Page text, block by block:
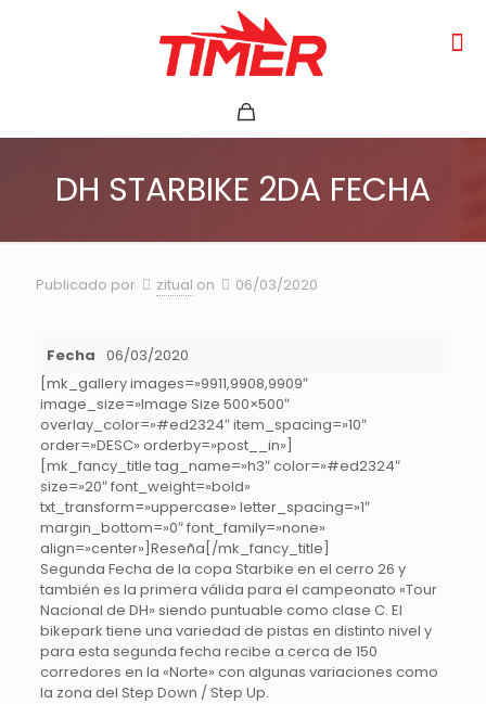
DH STARBIKE 2DA FECHA
Publicado por zitual on 06/03/2020
Fecha 06/03/2020
[mk_gallery images=»9911,9908,9909″
image_size=»Image Size 500×500″
overlay_color=»#ed2324″ item_spacing=»10″
order=»DESC» orderby=»post__in»]
[mk_fancy_title tag_name=»h3″ color=»#ed2324″
size=»20″ font_weight=»bold»
txt_transform=»uppercase» letter_spacing=»1″
margin_bottom=»0″ font_family=»none»
align=»center»]Reseña[/mk_fancy_title]
Segunda Fecha de la copa Starbike en el cerro 26 y
también es la primera válida para el campeonato «Tour
Nacional de DH» siendo puntuable como clase C. El
bikepark tiene una variedad de pistas en distinto nivel y
para esta segunda fecha recibe a cerca de 150
corredores en la «Norte» con algunas variaciones como
la zona del Step Down / Step Up.